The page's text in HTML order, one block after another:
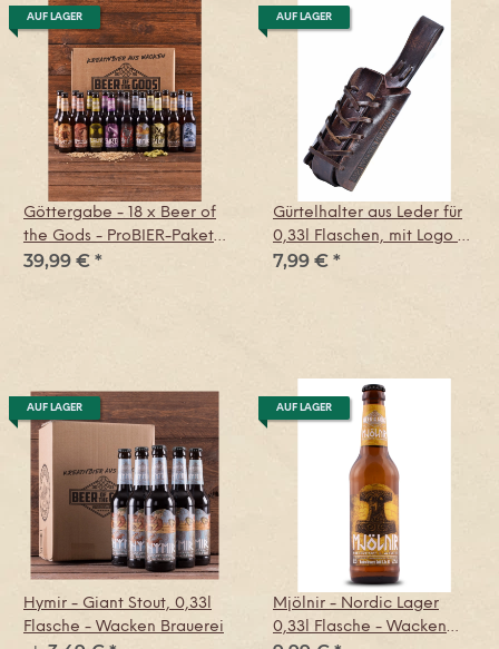
AUF LAGER
Göttergabe - 18 x Beer of
the Gods - ProBIER-Paket
Vol. 7
39,99 € *
AUF LAGER
Gürtelhalter aus Leder für
0,33l Flaschen, mit Logo -
Wacken Brauerei
7,99 € *
AUF LAGER
Hymir - Giant Stout, 0,33l
Flasche - Wacken Brauerei
AUF LAGER
Mjölnir - Nordic Lager
0,33l Flasche - Wacken